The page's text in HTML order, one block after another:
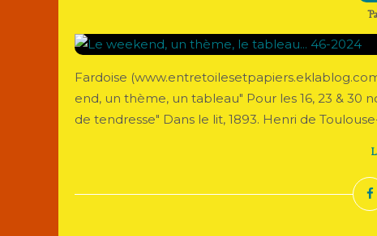
Fardoise
end, un thème, un tableau" Pour les 16, 23 &
de tendresse" Dans le lit, 1893. Henri de